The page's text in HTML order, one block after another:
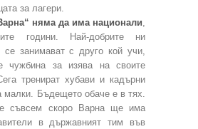
за лагери.
няма да има национали
години. Най-добрите ни
се занимават с друго кой учи,
чужбина за изява на своите
тренират хубави и кадърни
Бъдещето обаче е в тях.
съвсем скоро Варна ще има
в държавният тим във